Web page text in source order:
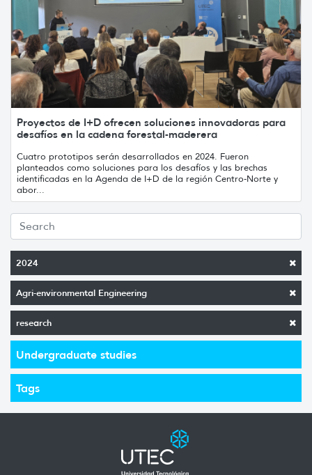
2024
Agri-environmental Engineering
research
Undergraduate studies
Tags
Proyectos de I+D ofrecen soluciones innovadoras para
desafíos en la cadena forestal-maderera
Cuatro prototipos serán desarrollados en 2024. Fueron
planteados como soluciones para los desafíos y las brechas
identificadas en la Agenda de I+D de la región Centro-Norte y
abor...